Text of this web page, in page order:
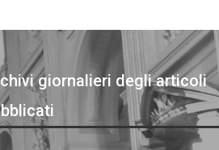
giornalieri degli articoli